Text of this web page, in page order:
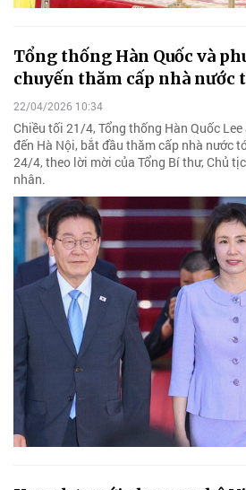
Tổng thống Hàn Quốc và
chuyến thăm cấp nhà nước
22/04/2026 10:34
Chiều tối 21/4, Tổng thống Hàn Quốc
đến Hà Nội, bắt đầu thăm cấp nhà nước
24/4, theo lời mời của Tổng Bí thư, Chủ
nhân.